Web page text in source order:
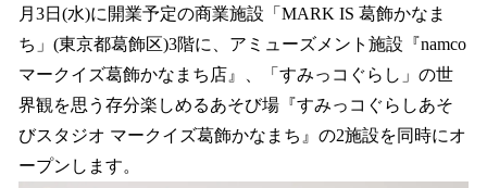
み
み
中
で
す
月3日(水)に開業予定の商業施設「MARK IS 葛飾かなま
ち」(東京都葛飾区)3階に、アミューズメント施設『namco
マークイズ葛飾かなまち店』、「すみっコぐらし」の世
界観を思う存分楽しめるあそび場『すみっコぐらしあそ
びスタジオ マークイズ葛飾かなまち』の2施設を同時にオ
ープンします。